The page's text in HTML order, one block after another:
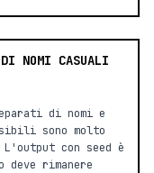
NOMI CASUALI
di nomi e
sono molto
con seed è
rimanere